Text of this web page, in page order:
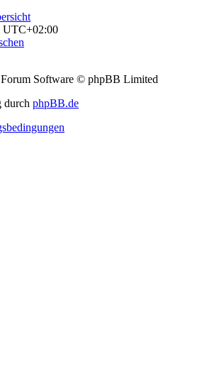
UTC+02:00
Software © phpBB Limited
durch phpBB.de